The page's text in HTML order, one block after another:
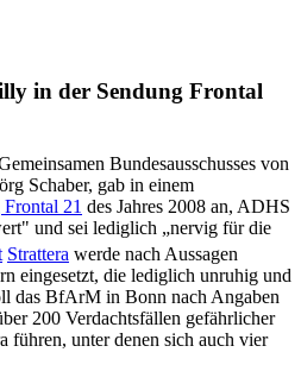
in der Sendung Frontal
Bundesausschusses von
Schaber, gab in einem
21 des Jahres 2008 an, ADHS
und sei lediglich „nervig für die
Strattera werde nach Aussagen
eingesetzt, die lediglich unruhig und
das BfArM in Bonn nach Angaben
200 Verdachtsfällen gefährlicher
führen, unter denen sich auch vier